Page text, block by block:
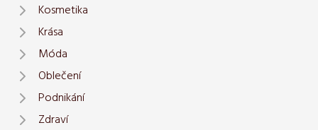
Kosmetika
Krása
Móda
Oblečení
Podnikání
Zdraví